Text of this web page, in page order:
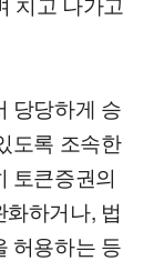
당당하게 승
도록 조속한
토큰증권의
하거나, 법
허용하는 등